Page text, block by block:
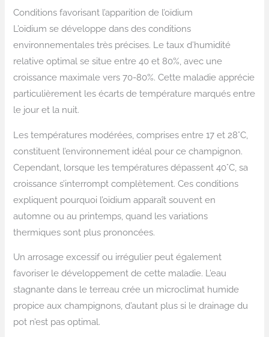
Conditions favorisant l’apparition de l’oïdium
L’oïdium se développe dans des conditions
environnementales très précises. Le taux d’humidité
relative optimal se situe entre 40 et 80%, avec une
croissance maximale vers 70-80%. Cette maladie apprécie
particulièrement les écarts de température marqués entre
le jour et la nuit.
Les températures modérées, comprises entre 17 et 28°C,
constituent l’environnement idéal pour ce champignon.
Cependant, lorsque les températures dépassent 40°C, sa
croissance s’interrompt complètement. Ces conditions
expliquent pourquoi l’oïdium apparaît souvent en
automne ou au printemps, quand les variations
thermiques sont plus prononcées.
Un arrosage excessif ou irrégulier peut également
favoriser le développement de cette maladie. L’eau
stagnante dans le terreau crée un microclimat humide
propice aux champignons, d’autant plus si le drainage du
pot n’est pas optimal.